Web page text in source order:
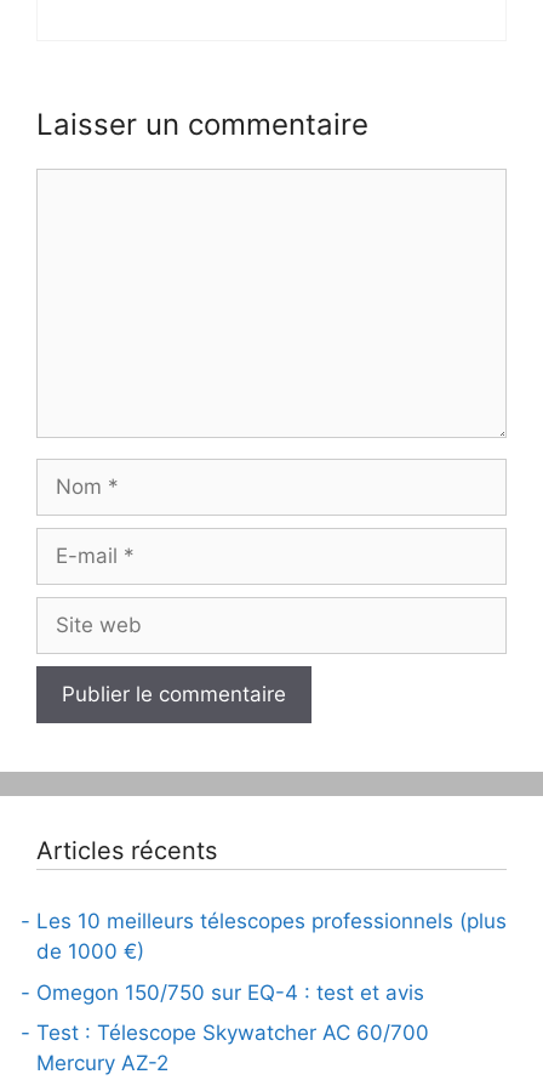
Laisser un commentaire
Nom
Site
web
Articles récents
Les 10 meilleurs télescopes professionnels (plus
de 1000 €)
Omegon 150/750 sur EQ-4 : test et avis
Test : Télescope Skywatcher AC 60/700
Mercury AZ-2